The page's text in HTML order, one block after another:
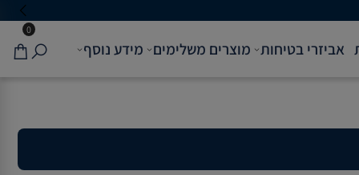
0
אביזרי בטיחות מוצרים משלימים מידע נוסף